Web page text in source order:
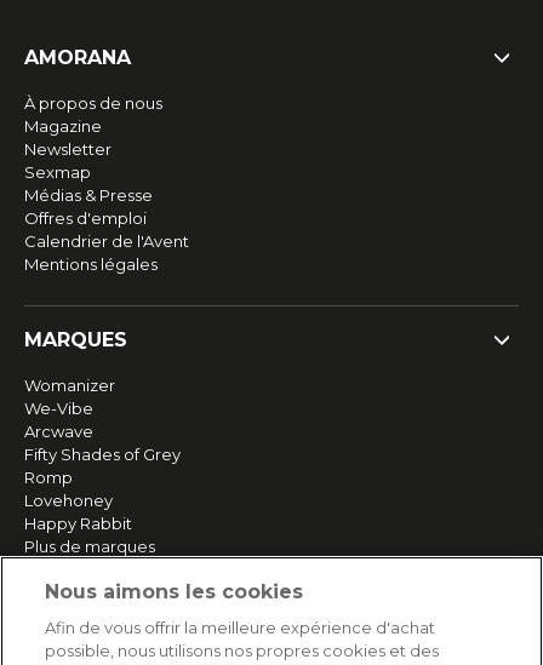
AMORANA
À propos de nous
Magazine
Newsletter
Sexmap
Médias & Presse
Offres d'emploi
Calendrier de l'Avent
Mentions légales
MARQUES
Womanizer
We-Vibe
Arcwave
Fifty Shades of Grey
Romp
Lovehoney
Happy Rabbit
Plus de marques
SERVICE
Nous aimons les cookies
Afin de vous offrir la meilleure expérience d'achat
possible, nous utilisons nos propres cookies et des